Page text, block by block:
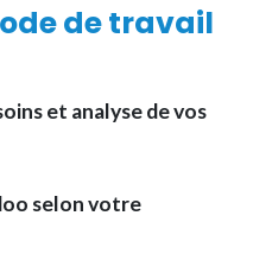
de travail
et analyse de vos
selon votre